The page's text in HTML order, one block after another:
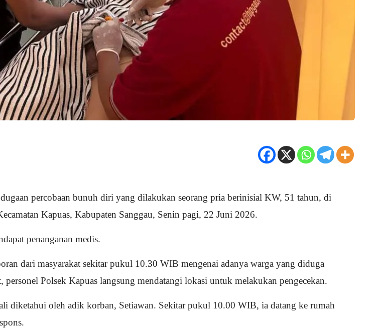
percobaan bunuh diri yang dilakukan seorang pria berinisial KW, 51 tahun, di
Kapuas, Kabupaten Sanggau, Senin pagi, 22 Juni 2026.
penanganan medis.
dari masyarakat sekitar pukul 10.30 WIB mengenai adanya warga yang diduga
Polsek Kapuas langsung mendatangi lokasi untuk melakukan pengecekan.
diketahui oleh adik korban, Setiawan. Sekitar pukul 10.00 WIB, ia datang ke rumah